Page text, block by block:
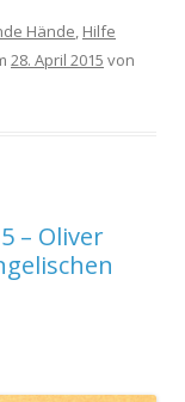
Hände, Hilfe
28. April 2015 von
– Oliver